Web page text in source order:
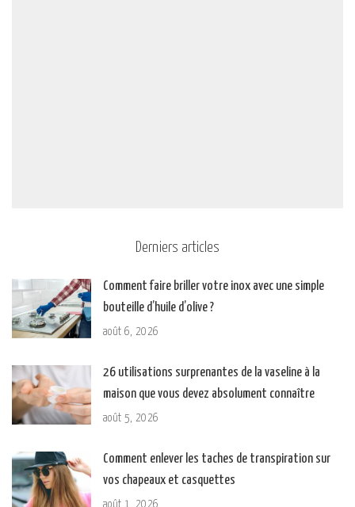
Derniers articles
Comment faire briller votre inox avec une simple
bouteille d’huile d’olive ?
août 6, 2026
26 utilisations surprenantes de la vaseline à la
maison que vous devez absolument connaître
août 5, 2026
Comment enlever les taches de transpiration sur
vos chapeaux et casquettes
août 1, 2026